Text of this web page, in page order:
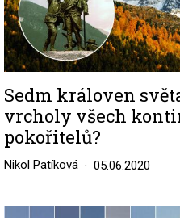
Sedm královen
vrcholy všech
pokořitelů?
Nikol Patíková 05.06.2020